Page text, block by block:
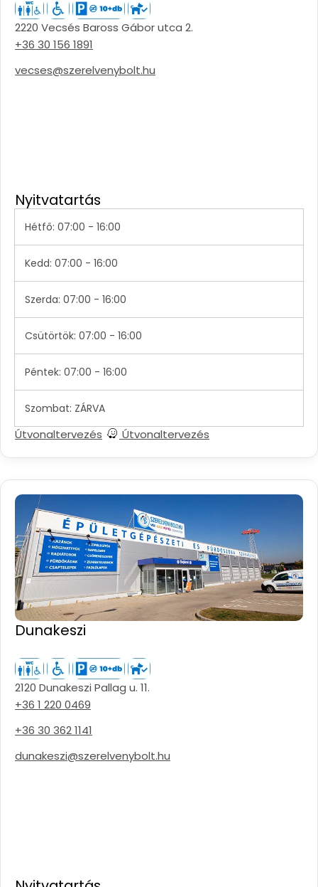
2220 Vecsés Baross Gábor utca 2.
+36 30 156 1891
vecses@szerelvenybolt.hu
Nyitvatartás
Hétfő: 07:00 - 16:00
Kedd: 07:00 - 16:00
Szerda: 07:00 - 16:00
Csütörtök: 07:00 - 16:00
Péntek: 07:00 - 16:00
Szombat: ZÁRVA
Útvonaltervezés Útvonaltervezés
Dunakeszi
2120 Dunakeszi Pallag u. 11.
+36 1 220 0469
+36 30 362 1141
dunakeszi@szerelvenybolt.hu